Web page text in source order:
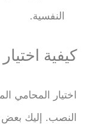
النفسية.
كيفية
اختيار
النصب. إليك